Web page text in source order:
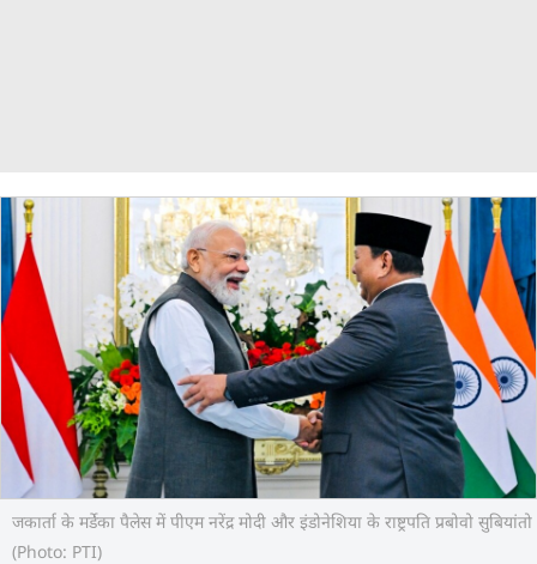
जकार्ता के मर्डेका पैलेस में पीएम नरेंद्र मोदी और इंडोनेशिया के राष्ट्रपति प्रबोवो सुबियांतो
(Photo: PTI)